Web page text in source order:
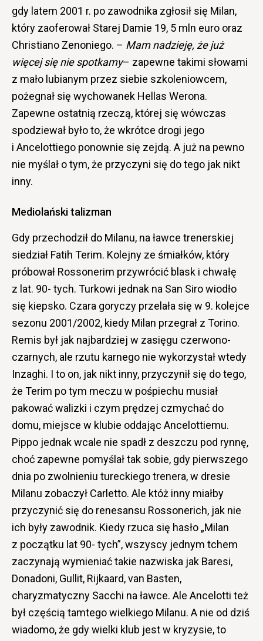
gdy latem 2001 r. po zawodnika zgłosił się Milan,
który zaoferował Starej Damie 19, 5 mln euro oraz
Christiano Zenoniego. – Mam nadzieję, że już
więcej się nie spotkamy– zapewne takimi słowami
z mało lubianym przez siebie szkoleniowcem,
pożegnał się wychowanek Hellas Werona.
Zapewne ostatnią rzeczą, której się wówczas
spodziewał było to, że wkrótce drogi jego
i Ancelottiego ponownie się zejdą. A już na pewno
nie myślał o tym, że przyczyni się do tego jak nikt
inny.
Mediolański talizman
Gdy przechodził do Milanu, na ławce trenerskiej
siedział Fatih Terim. Kolejny ze śmiałków, który
próbował Rossonerim przywrócić blask i chwałę
z lat. 90- tych. Turkowi jednak na San Siro wiodło
się kiepsko. Czara goryczy przelała się w 9. kolejce
sezonu 2001/2002, kiedy Milan przegrał z Torino.
Remis był jak najbardziej w zasięgu czerwono-
czarnych, ale rzutu karnego nie wykorzystał wtedy
Inzaghi. I to on, jak nikt inny, przyczynił się do tego,
że Terim po tym meczu w pośpiechu musiał
pakować walizki i czym prędzej czmychać do
domu, miejsce w klubie oddając Ancelottiemu.
Pippo jednak wcale nie spadł z deszczu pod rynnę,
choć zapewne pomyślał tak sobie, gdy pierwszego
dnia po zwolnieniu tureckiego trenera, w dresie
Milanu zobaczył Carletto. Ale któż inny miałby
przyczynić się do renesansu Rossonerich, jak nie
ich były zawodnik. Kiedy rzuca się hasło „Milan
z początku lat 90- tych”, wszyscy jednym tchem
zaczynają wymieniać takie nazwiska jak Baresi,
Donadoni, Gullit, Rijkaard, van Basten,
charyzmatyczny Sacchi na ławce. Ale Ancelotti też
był częścią tamtego wielkiego Milanu. A nie od dziś
wiadomo, że gdy wielki klub jest w kryzysie, to